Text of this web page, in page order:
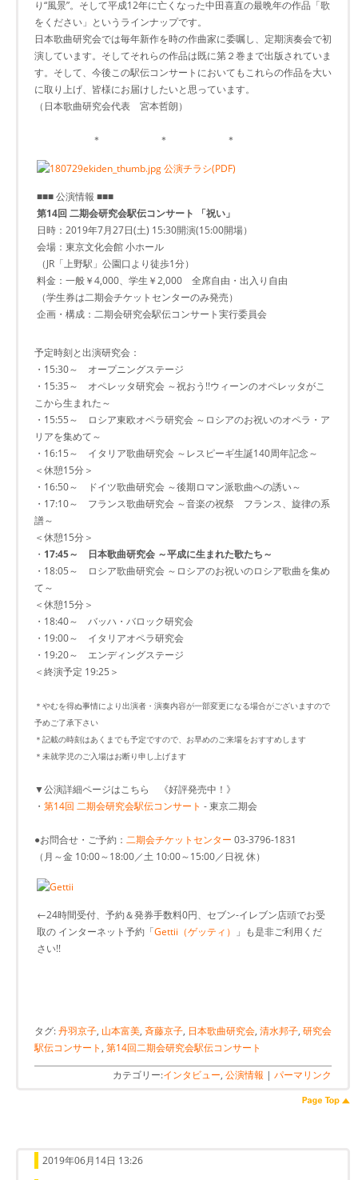
り“風景”。そして平成12年に亡くなった中田喜直の最晩年の作品「歌
をください」というラインナップです。
日本歌曲研究会では毎年新作を時の作曲家に委嘱し、定期演奏会で初
演しています。そしてそれらの作品は既に第２巻まで出版されていま
す。そして、今後この駅伝コンサートにおいてもこれらの作品を大い
に取り上げ、皆様にお届けしたいと思っています。
（日本歌曲研究会代表 宮本哲朗）
＊ ＊ ＊
公演チラシ(PDF)
■■■ 公演情報 ■■■
第14回 二期会研究会駅伝コンサート 「祝い」
日時：2019年7月27日(土) 15:30開演(15:00開場）
会場：東京文化会館 小ホール
（JR「上野駅」公園口より徒歩1分）
料金：一般￥4,000、学生￥2,000 全席自由・出入り自由
（学生券は二期会チケットセンターのみ発売）
企画・構成：二期会研究会駅伝コンサート実行委員会
予定時刻と出演研究会：
・15:30～ オープニングステージ
・15:35～ オペレッタ研究会 ～祝おう!!ウィーンのオペレッタがこ
こから生まれた～
・15:55～ ロシア東欧オペラ研究会 ～ロシアのお祝いのオペラ・ア
リアを集めて～
・16:15～ イタリア歌曲研究会 ～レスピーギ生誕140周年記念～
＜休憩15分＞
・16:50～ ドイツ歌曲研究会 ～後期ロマン派歌曲への誘い～
・17:10～ フランス歌曲研究会 ～音楽の祝祭 フランス、旋律の系
譜～
＜休憩15分＞
・ 17:45～ 日本歌曲研究会 ～平成に生まれた歌たち～
・18:05～ ロシア歌曲研究会 ～ロシアのお祝いのロシア歌曲を集め
て～
＜休憩15分＞
・18:40～ バッハ・バロック研究会
・19:00～ イタリアオペラ研究会
・19:20～ エンディングステージ
＜終演予定 19:25＞
＊やむを得ぬ事情により出演者・演奏内容が一部変更になる場合がございますので
予めご了承下さい
＊記載の時刻はあくまでも予定ですので、お早めのご来場をおすすめします
＊未就学児のご入場はお断り申し上げます
▼公演詳細ページはこちら 《好評発売中！》
・ 第14回 二期会研究会駅伝コンサート - 東京二期会
●お問合せ・ご予約： 二期会チケットセンター 03-3796-1831
（月～金 10:00～18:00／土 10:00～15:00／日祝 休）
←24時間受付、予約＆発券手数料0円、セブン-イレブン店頭でお受
取の インターネット予約「Gettii（ゲッティ）
」も是非ご利用くだ
さい!!
タグ:丹羽京子, 山本富美, 斉藤京子, 日本歌曲研究会, 清水邦子, 研究会
駅伝コンサート , 第14回二期会研究会駅伝コンサート
カテゴリー:インタビュー, 公演情報 | パーマリンク
2019年06月14日 13:26